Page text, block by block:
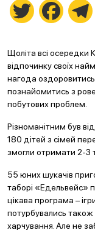
Twitter
Щоліта всі осередки
відпочинку своїх
нагода
познайомитись з
побутових проблем.
Різноманітним був
180 дітей з сімей
змогли отримати 2-3
55 юних шукачів
таборі «Едельвейс»
цікава програма –
потурбувались також
харчування. Але не